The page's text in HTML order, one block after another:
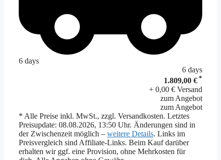
6 days
6 days
1.809,00 € *
+ 0,00 € Versand
zum Angebot
zum Angebot
* Alle Preise inkl. MwSt., zzgl. Versandkosten. Letztes
Preisupdate: 08.08.2026, 13:50 Uhr. Änderungen sind in
der Zwischenzeit möglich – weitere Details. Links im
Preisvergleich sind Affiliate-Links. Beim Kauf darüber
erhalten wir ggf. eine Provision, ohne Mehrkosten für